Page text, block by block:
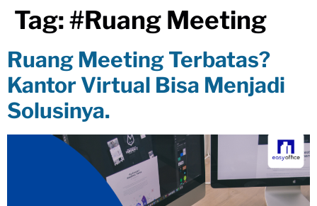
Tag:#ruang Meeting
Ruang Meeting Terbatas?
Kantor Virtual Bisa Menjadi
Solusinya.